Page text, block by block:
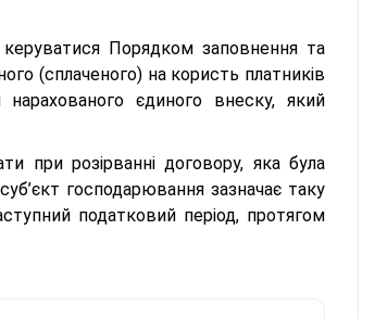
Порядком заповнення та
(сплаченого) на користь платників
єдиного внеску, який
при розірванні договору, яка була
господарювання зазначає таку
податковий період, протягом